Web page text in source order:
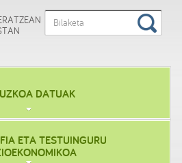
DATUAK
ETA TESTUINGURU